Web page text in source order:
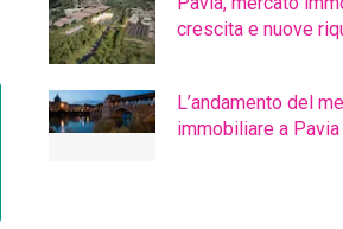
crescita e nuove
L’andamento del
immobiliare a Pavia